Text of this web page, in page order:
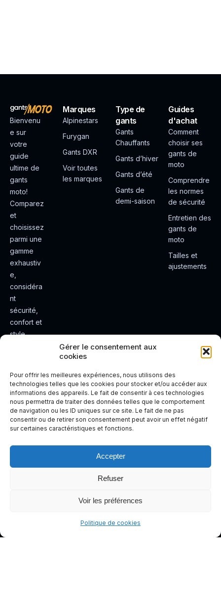
Gérer le consentement aux
cookies
Pour offrir les meilleures expériences, nous utilisons des
technologies telles que les cookies pour stocker et/ou accéder aux
informations des appareils. Le fait de consentir à ces technologies
nous permettra de traiter des données telles que le comportement
de navigation ou les ID uniques sur ce site. Le fait de ne pas
consentir ou de retirer son consentement peut avoir un effet négatif
sur certaines caractéristiques et fonctions.
Accepter
Refuser
Voir les préférences
Politique de cookies
Bienvenu
e sur
votre
guide
ultime de
gants
moto!
Comparez
et
choisissez
parmi une
gamme
exhaustiv
e,
considéra
nt
sécurité,
confort et
style.
e de
conduite
plus sûre
et plus
agréable.
Marques
Alpinestars
Furygan
Gants DXR
Voir toutes
les marques
Type de
gants
Gants
Chauffants
Gants d’hiver
Gants d’été
Gants de
demi-saison
Guides
d'achat
Comment
choisir ses
gants de
moto
Comprendre
les normes
de sécurité
Entretien des
gants de
moto
Tailles et
ajustements